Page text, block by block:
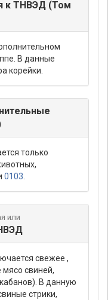
к ТНВЭД (Том
В данные
корейки.
только
0103
или
свежее ,
свиней,
В данную
стрики,